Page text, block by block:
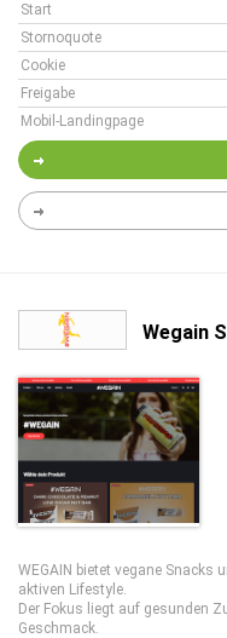
Start
Stornoquote
Cookie
Freigabe
Mobil-Landingpage
Wegain
WEGAIN bietet vegane Snacks
aktiven Lifestyle.
Der Fokus liegt auf gesunden
Geschmack.